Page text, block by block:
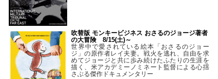
吹替版 モンキービジネス おさるのジョージ著者
の大冒険 8/15(土)～
世界中で愛されている絵本「おさるのジョー
ジ」の原作者レイ夫妻。戦火を逃れ、自由を求
めてジョージと共に歩み続けたふたりの生涯を
描く、米アカデミーノミネート監督による心揺
さぶる傑作ドキュメンタリー